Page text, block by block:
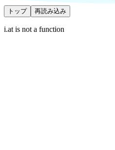
トップ 再読み込み
i.at is not a function